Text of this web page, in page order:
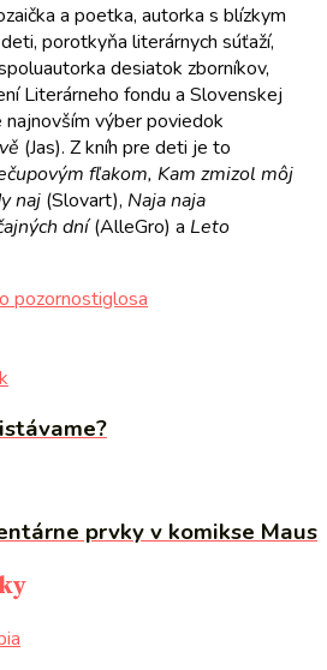
a poetka, autorka s blízkym
porotkyňa literárnych súťaží,
desiatok zborníkov,
Literárneho fondu a Slovenskej
výber poviedok
(Jas). Z kníh pre deti je to
fľakom, Kam zmizol môj
naj (Slovart), Naja naja
dní(AlleGro) a Leto
pozornostiglosa
prvky v komikse Maus